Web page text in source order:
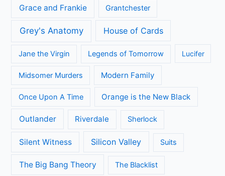
Grace and Frankie Grantchester
Grey's Anatomy House of Cards
Jane the Virgin Legends of Tomorrow Lucifer
Midsomer Murders Modern Family
Once Upon A Time Orange is the New Black
Outlander Riverdale Sherlock
Silent Witness Silicon Valley Suits
The Big Bang Theory The Blacklist